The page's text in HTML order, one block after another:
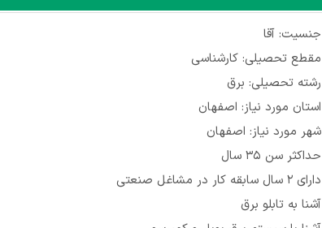
جنسیت: آقا
مقطع تحصیلی: کارشناسی
رشته تحصیلی: برق
استان مورد نیاز: اصفهان
شهر مورد نیاز: اصفهان
حداکثر سن 35 سال
دارای 2 سال سابقه کار در مشاغل صنعتی
آشنا به تابلو برق